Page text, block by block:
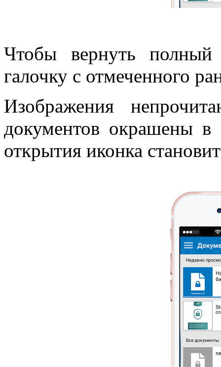
Чтобы вернуть
галочку с отмеченного
Изображения
документов окрашены в
открытия иконка